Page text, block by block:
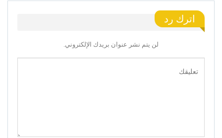
اترك رد
لن يتم نشر عنوان بريدك الإلكتروني.